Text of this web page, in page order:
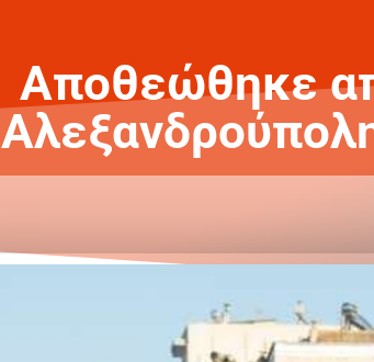
Αποθεώθηκε